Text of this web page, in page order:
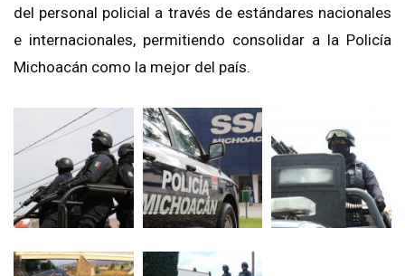
del personal policial a través de estándares nacionales
e internacionales, permitiendo consolidar a la Policía
Michoacán como la mejor del país.